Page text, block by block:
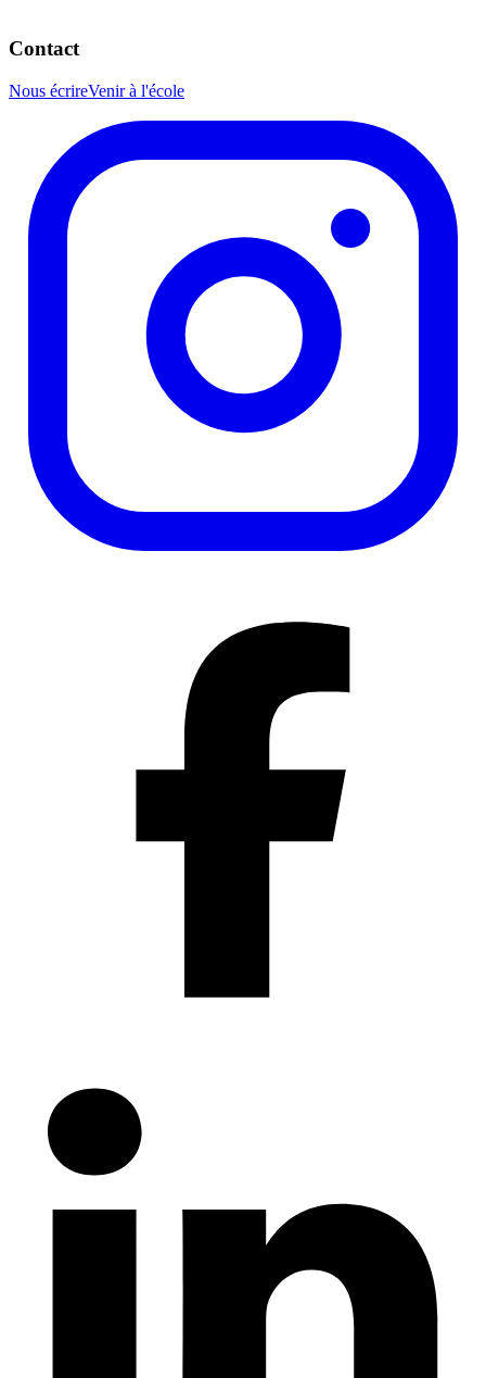
Contact
Nous écrireVenir à l'école